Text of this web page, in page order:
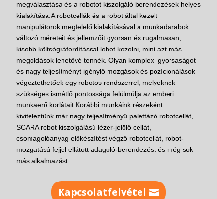
megválasztása és a robotot kiszolgáló berendezések helyes
kialakítása. A robotcellák és a robot által kezelt
manipulátorok megfelelő kialakításával a munkadarabok
változó méreteit és jellemzőit gyorsan és rugalmasan,
kisebb költségráfordítással lehet kezelni, mint azt más
megoldások lehetővé tennék. Olyan komplex, gyorsaságot
és nagy teljesítményt igénylő mozgások és pozícionálások
végeztethetőek egy robotos rendszerrel, melyeknek
szükséges ismétlő pontossága felülmúlja az emberi
munkaerő korlátait. Korábbi munkáink részeként
kiviteleztünk már nagy teljesítményű palettázó robotcellát,
SCARA robot kiszolgálású lézer-jelölő cellát,
csomagolóanyag előkészítést végző robotcellát, robot-
mozgatású fejjel ellátott adagoló-berendezést és még sok
más alkalmazást.
Kapcsolatfelvétel